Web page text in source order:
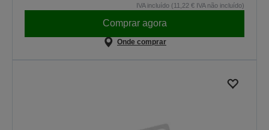
IVA incluído (11,22 € IVA não incluído)
Comprar agora
Onde comprar